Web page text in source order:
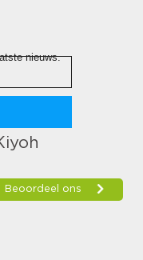
nieuws.